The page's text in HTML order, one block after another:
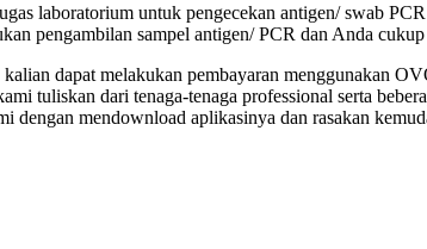
laboratorium untuk pengecekan antigen/ swab
pengambilan sampel antigen/ PCR dan Anda
kalian dapat melakukan pembayaran menggunakan
tuliskan dari tenaga-tenaga professional serta
mendownload aplikasinya dan rasakan